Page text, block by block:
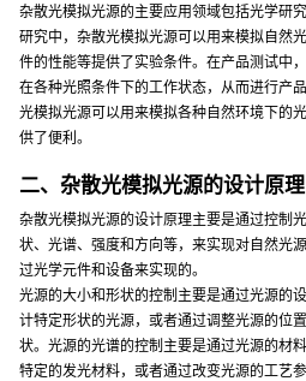
杂散光模拟光源的主要应用领域包括光学研
研究中，杂散光模拟光源可以用来模拟自然
件的性能等提供了实验条件。在产品测试中
在各种光照条件下的工作状态，从而进行产
光模拟光源可以用来模拟各种自然环境下的
供了便利。
二、杂散光模拟光源的设计原理
杂散光模拟光源的设计原理主要是通过控制
状、光谱、强度和方向等，来实现对自然光
过光学元件和设备来实现的。
光源的大小和形状的控制主要是通过光源的
计特定形状的光源，或者通过调整光源的位
状。光源的光谱的控制主要是通过光源的材
特定的发光材料，或者通过改变光源的工艺